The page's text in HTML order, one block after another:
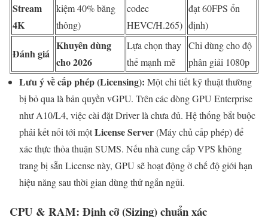
Stream
4K
kiệm 40% băng
thông)
codec
HEVC/H.265)
đạt 60FPS ổn
định)
Đánh giá
Khuyên dùng
cho 2026
Lựa chọn thay
thế mạnh mẽ
Chỉ dùng cho độ
phân giải 1080p
Lưu ý về cấp phép (Licensing): Một chi tiết kỹ thuật thường
bị bỏ qua là bản quyền vGPU. Trên các dòng GPU Enterprise
như A10/L4, việc cài đặt Driver là chưa đủ. Hệ thống bắt buộc
phải kết nối tới mộtLicense Server(Máy chủ cấp phép) để
xác thực thỏa thuận SUMS. Nếu nhà cung cấp VPS không
trang bị sẵn License này, GPU sẽ hoạt động ở chế độ giới hạn
hiệu năng sau thời gian dùng thử ngắn ngủi.
CPU & RAM: Định cỡ (Sizing) chuẩn xác